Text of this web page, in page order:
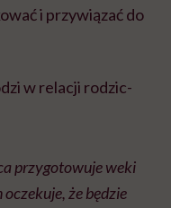
i przywiązać do
w relacji rodzic-
przygotowuje weki
że będzie